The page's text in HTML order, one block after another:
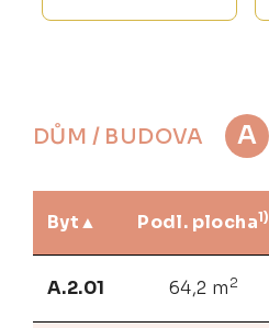
DŮM / BUDOVA A
Byt Podl. plocha1)
A.2.01 64,2 m 2